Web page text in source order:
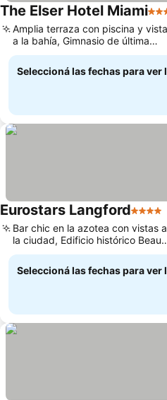
The Elser Hotel Miami4
Amplia terraza con piscina y
a la bahía, Gimnasio de última
generación
Seleccioná las fechas para
Eurostars Langford4
Bar chic en la azotea con vistas a
la ciudad, Edificio histórico
Arts
Seleccioná las fechas para